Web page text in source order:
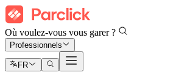
Où voulez-vous vous garer ?
Professionnels
FR